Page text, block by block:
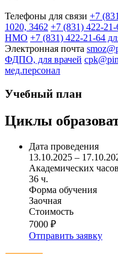
Телефоны для связи +7
1020, 3462 +7 (831) 422-21-
НМО +7 (831) 422-21-64
Электронная почта
ФДПО, для врачей
мед.персонал
Учебный план
Циклы
Дата проведения
13.10.2025 –
Академических часов
36 ч.
Форма обучения
Заочная
Стоимость
7000 ₽
Отправить заявку